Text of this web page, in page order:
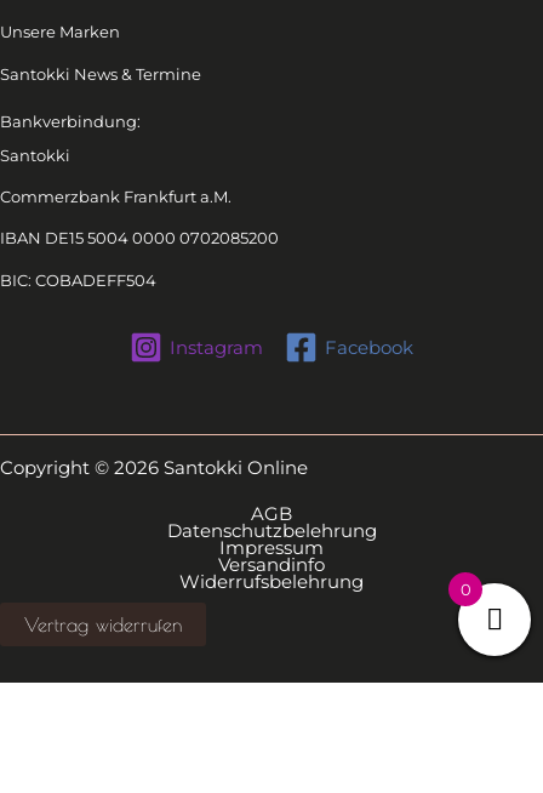
Unsere Marken
Santokki News & Termine
Bankverbindung:
Santokki
Commerzbank Frankfurt a.M.
IBAN DE15 5004 0000 0702085200
BIC: COBADEFF504
Instagram Facebook
Copyright © 2026 Santokki Online
AGB
Datenschutzbelehrung
Impressum
Versandinfo
Widerrufsbelehrung
Vertrag widerrufen
0